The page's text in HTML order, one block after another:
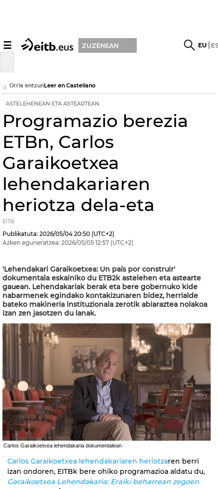
☰ ZUZENEAN EU
Orria entzunLeer en Castellano
ASTELEHENEAN ETA ASTEARTEAN
Programazio berezia
ETBn, Carlos
Garaikoetxea
lehendakariaren
heriotza dela-eta
EITB
Publikatuta: 2026/05/04 20:50 (UTC+2)
Azken eguneratzea: 2026/05/05 12:57 (UTC+2)
'Lehendakari Garaikoetxea: Un país por construir'
dokumentala eskainiko du ETB2k astelehen eta astearte
gauean. Lehendakariak berak eta bere gobernuko kide
nabarmenek egindako kontakizunaren bidez, herrialde
bateko makineria instituzionala zerotik abiaraztea nolakoa
izan zen jasotzen du lanak.
Carlos Garaikoetxea lehendakaria dokumentalean
Carlos Garaikoetxea lehendakariaren heriotzaren berri
izan ondoren, EITBk bere ohiko programazioa aldatu du,
Garaikoetxea Lehendakaria: Eraiki beharrean zegoen